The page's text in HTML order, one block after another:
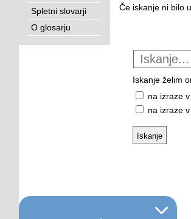
Spletni slovarji
O glosarju
Če iskanje ni bilo
Iskanje želim
na izraze
na izraze